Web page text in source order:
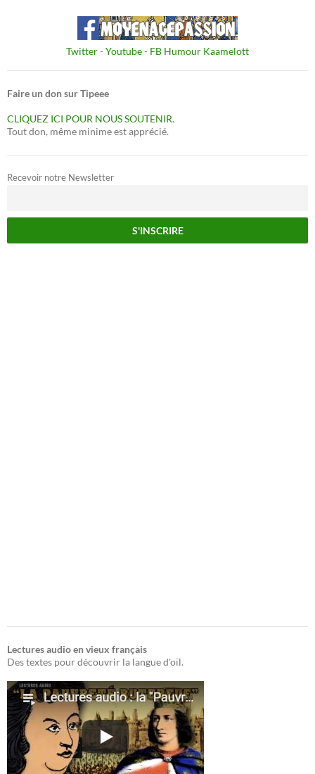
Twitter- Youtube- FB Humour Kaamelott
Faire un don sur Tipeee
CLIQUEZ ICI POUR NOUS SOUTENIR.
Tout don, même minime est apprécié.
Recevoir notre Newsletter
Lectures audio en vieux français
Des textes pour découvrir la langue d'oïl.